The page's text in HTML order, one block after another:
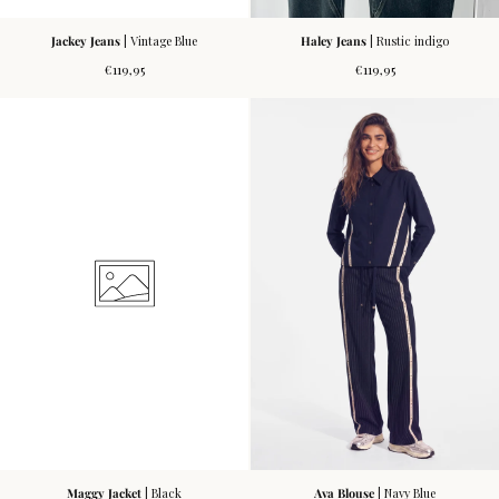
Jackey Jeans | Vintage Blue
Normale
€119,95
Haley Jeans | Rustic indigo
Normale
€119,95
Maggy Jacket | Black Ava Blouse | Navy Blue